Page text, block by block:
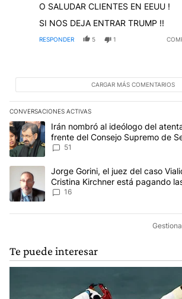
O SALUDAR CLIENTES EN EEUU !
SI NOS DEJA ENTRAR TRUMP !!
RESPONDER 5 1
CARGAR MÁS COMENTARIOS
CONVERSACIONES ACTIVAS
Este listado muestra los artículos con más
Un artículo de tendencia con el título "Irán
Irán nombró al ideólogo del
frente del Consejo Supremo de
51
Un artículo de tendencia con el título
Jorge Gorini, el juez del caso
Cristina Kirchner está pagando
cometer "un delito comprobado"
16